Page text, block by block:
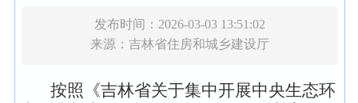
发布时间：2026-03-03 13:51:02
来源： 吉林省住房和城乡建设厅
按照《吉林省关于集中开展中央生态环